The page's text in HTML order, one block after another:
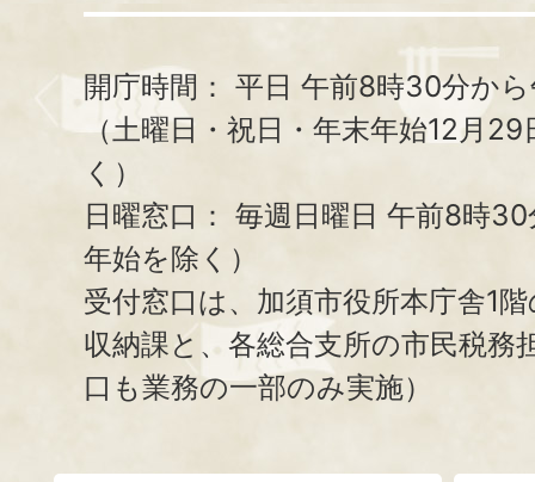
開庁時間： 平日 午前8時30分か
（土曜日・祝日・年末年始12月
く）
日曜窓口： 毎週日曜日 午前8時
年始を除く）
受付窓口は、加須市役所本庁舎1
収納課と、 各総合支所の市民税務
口も業務の一部のみ実施）